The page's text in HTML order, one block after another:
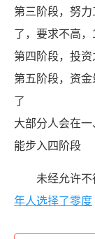
第三阶段，努
了，要求不高
第四阶段，投
第五阶段，资
了
大部分人会在
能步入四阶段
未经允许不
年人选择了零度